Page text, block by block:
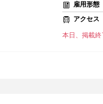
雇用形態
アクセス
本日、掲載終